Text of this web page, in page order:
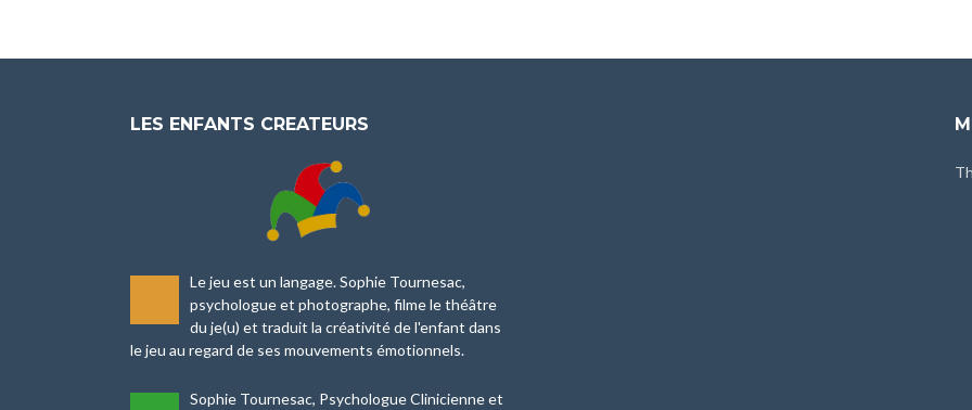
LES ENFANTS CREATEURS
Le jeu est un langage. Sophie Tournesac,
psychologue et photographe, filme le théâtre
du je(u) et traduit la créativité de l'enfant dans
le jeu au regard de ses mouvements émotionnels.
Sophie Tournesac, Psychologue Clinicienne et